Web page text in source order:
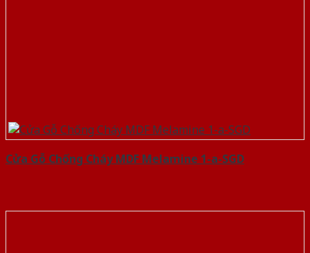
Cửa Gỗ Chống Cháy MDF Melamine 1-a-SGD